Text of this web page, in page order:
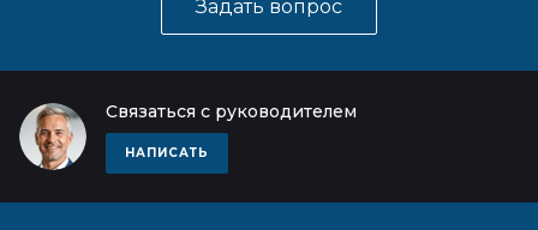
Задать вопрос
Связаться с руководителем
НАПИСАТЬ